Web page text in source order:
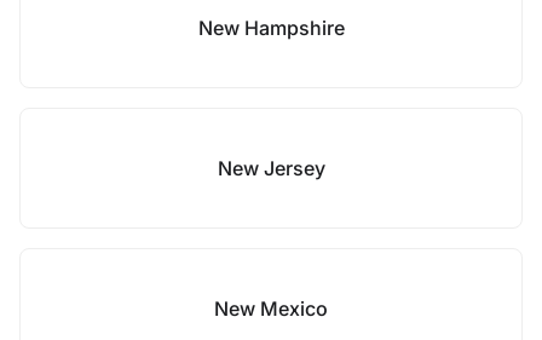
New Hampshire
New Jersey
New Mexico